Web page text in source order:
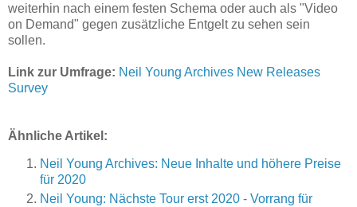
weiterhin nach einem festen Schema oder auch als "Video
on Demand" gegen zusätzliche Entgelt zu sehen sein
sollen.
Link zur Umfrage: Neil Young Archives New Releases
Survey
Ähnliche Artikel:
Neil Young Archives: Neue Inhalte und höhere Preise
für 2020
Neil Young: Nächste Tour erst 2020 - Vorrang für